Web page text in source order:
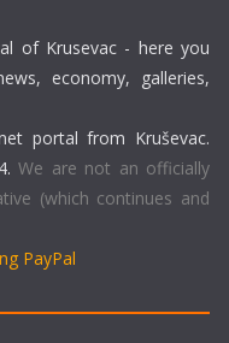
of Krusevac - here you
economy, galleries,
portal from Kruševac.
We are not an officially
(which continues and
PayPal